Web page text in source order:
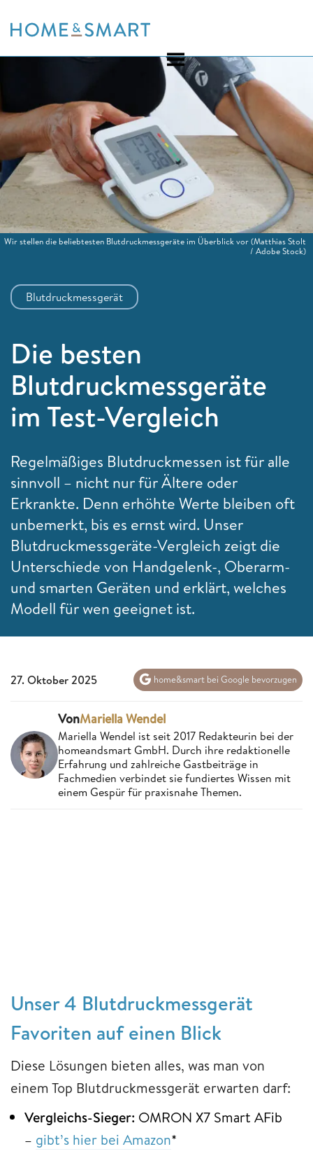
to
Blutdruckmessgerät
Die besten
Blutdruckmessgeräte
im Test-Vergleich
Regelmäßiges Blutdruckmessen ist für alle
sinnvoll – nicht nur für Ältere oder
Erkrankte. Denn erhöhte Werte bleiben oft
unbemerkt, bis es ernst wird. Unser
Blutdruckmessgeräte-Vergleich zeigt die
Unterschiede von Handgelenk-, Oberarm-
und smarten Geräten und erklärt, welches
Modell für wen geeignet ist.
Wir stellen die beliebtesten Blutdruckmessgeräte im Überblick vor(Matthias Stolt
/ Adobe Stock)
27. Oktober 2025 home&smart bei Google bevorzugen
VonMariella Wendel
Mariella Wendel ist seit 2017 Redakteurin bei der
homeandsmart GmbH. Durch ihre redaktionelle
Erfahrung und zahlreiche Gastbeiträge in
Fachmedien verbindet sie fundiertes Wissen mit
einem Gespür für praxisnahe Themen.
Unser 4 Blutdruckmessgerät
Favoriten auf einen Blick
Diese Lösungen bieten alles, was man von
einem Top Blutdruckmessgerät erwarten darf:
Vergleichs-Sieger: OMRON X7 Smart AFib
– gibt’s hier bei Amazon*